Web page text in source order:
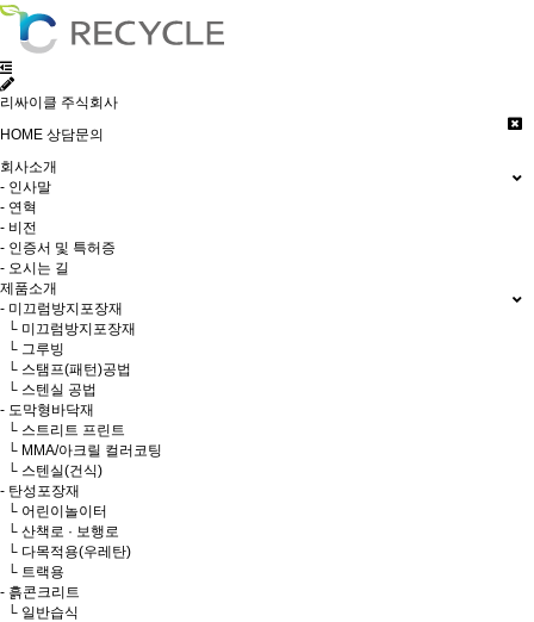
리싸이클 주식회사
HOME 상담문의
회사소개
- 인사말
- 연혁
- 비전
- 인증서 및 특허증
- 오시는 길
제품소개
- 미끄럼방지포장재
└ 미끄럼방지포장재
└ 그루빙
└ 스탬프(패턴)공법
└ 스텐실 공법
- 도막형바닥재
└ 스트리트 프린트
└ MMA/아크릴 컬러코팅
└ 스텐실(건식)
- 탄성포장재
└ 어린이놀이터
└ 산책로 · 보행로
└ 다목적용(우레탄)
└ 트랙용
- 흙콘크리트
└ 일반습식